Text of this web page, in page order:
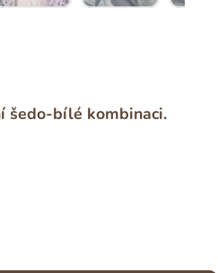
šedo-bílé kombinaci.